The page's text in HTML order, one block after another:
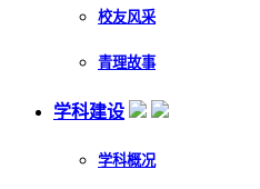
校友风采
青理故事
学科建设
学科概况